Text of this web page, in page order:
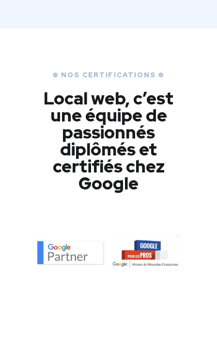
⊛ NOS CERTIFICATIONS ⊛
Local web, c’est
une équipe de
passionnés
diplômés et
certifiés chez
Google